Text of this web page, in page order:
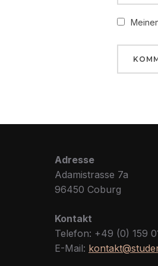
Adresse
Adamistrasse 7a
96450 Coburg
Kontakt
Telefon: +49 (0) 159
E-Mail: